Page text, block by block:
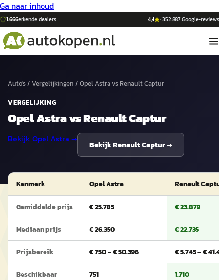
Ga naar inhoud
1.666erkende dealers 4,4 ·352.887Google-reviews
Auto's/ Vergelijkingen / Opel AstravsRenault Captur
VERGELIJKING
Opel AstravsRenault Captur
Bekijk Opel Astra →
BekijkRenault Captur→
Kenmerk Opel Astra Renault
Gemiddelde prijs € 25.785 € 23.879
Mediaan prijs € 26.350 € 22.735
Prijsbereik € 750 – € 50.396 € 5.745 – €
Beschikbaar 751 1.710